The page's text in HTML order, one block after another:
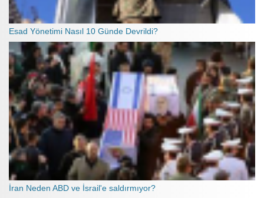
Esad Yönetimi Nasıl 10 Günde Devrildi?
İran Neden ABD ve İsrail'e saldırmıyor?